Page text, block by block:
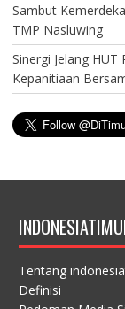
Sambut
TMP Nasluwing
Sinergi Jelang
Kepanitiaan
Tentang
Definisi